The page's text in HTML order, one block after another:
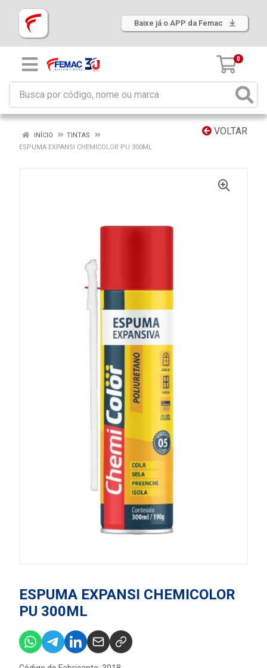
Baixe já o APP da Femac
0
VOLTAR
INÍCIO
TINTAS
ESPUMA EXPANSI CHEMICOLOR PU 300ML
ESPUMA EXPANSI CHEMICOLOR
PU 300ML